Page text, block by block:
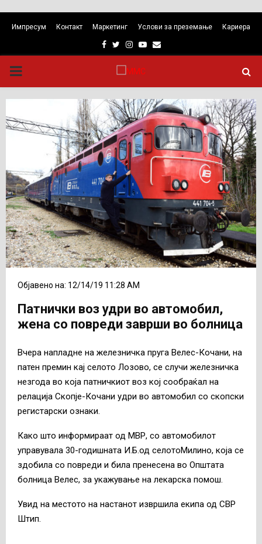
Импресум Контакт Маркетинг Услови за преземање Кариера
Facebook
TwitterInstagram
Youtube
Email
PRIMARY
MENU
Објавено на: 12/14/19 11:28 AM
Патнички воз удри во автомобил,
жена со повреди заврши во болница
Вчера напладне на железничка пруга Велес-Кочани, на
патен премин кај селото Лозово, се случи железничка
незгода во која патничкиот воз кој сообраќал на
релација Скопје-Кочани удри во автомобил со скопски
регистарски ознаки.
Како што информираат од МВР, со автомобилот
управувала 30-годишната И.Б.од селотоМилино, која се
здобила со повреди и била пренесена во Општата
болница Велес, за укажување на лекарска помош.
Увид на местото на настанот извршила екипа од СВР
Штип.